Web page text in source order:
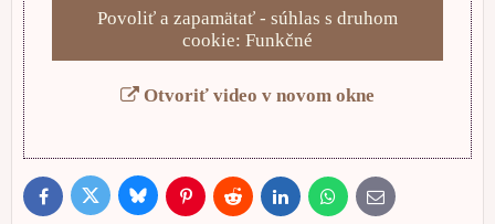
Povoliť a zapamätať - súhlas s druhom
cookie: Funkčné
Otvoriť video v novom okne
FacebookTwitter BlueskyPinterestReddit LinkedInWhatsApp
E-
mail